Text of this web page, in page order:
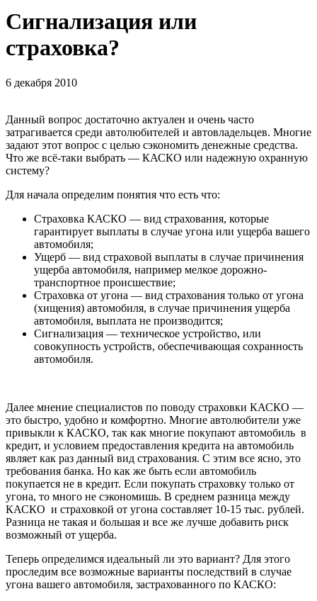
Сигнализация или
страховка?
6 декабря 2010
Данный вопрос достаточно актуален и очень часто
затрагивается среди автолюбителей и автовладельцев. Многие
задают этот вопрос с целью сэкономить денежные средства.
Что же всё-таки выбрать — КАСКО или надежную охранную
систему?
Для начала определим понятия что есть что:
Страховка КАСКО — вид страхования, которые
гарантирует выплаты в случае угона или ущерба вашего
автомобиля;
Ущерб — вид страховой выплаты в случае причинения
ущерба автомобиля, например мелкое дорожно-
транспортное происшествие;
Страховка от угона — вид страхования только от угона
(хищения) автомобиля, в случае причинения ущерба
автомобиля, выплата не производится;
Сигнализация — техническое устройство, или
совокупность устройств, обеспечивающая сохранность
автомобиля.
Далее мнение специалистов по поводу страховки КАСКО —
это быстро, удобно и комфортно. Многие автолюбители уже
привыкли к КАСКО, так как многие покупают автомобиль в
кредит, и условием предоставления кредита на автомобиль
являет как раз данный вид страхования. С этим все ясно, это
требования банка. Но как же быть если автомобиль
покупается не в кредит. Если покупать страховку только от
угона, то много не сэкономишь. В среднем разница между
КАСКО и страховкой от угона составляет 10-15 тыс. рублей.
Разница не такая и большая и все же лучше добавить риск
возможный от ущерба.
Теперь определимся идеальный ли это вариант? Для этого
проследим все возможные варианты последствий в случае
угона вашего автомобиля, застрахованного по КАСКО: